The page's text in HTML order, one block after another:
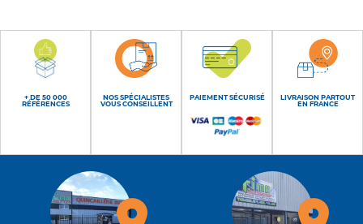
+ DE 50 000
RÉFÉRENCES
NOS SPÉCIALISTES
VOUS CONSEILLENT
PAIEMENT SÉCURISÉ
LIVRAISON PARTOUT
EN FRANCE